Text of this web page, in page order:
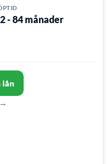
- 84 månader
lån